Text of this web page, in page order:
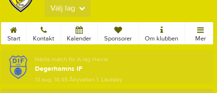
Välj lag
Start Kontakt Kalender Sponsorer Om klubben Mer
Nästa match för A-lag Herrar
Degerhamns IF
13 aug, 18:45Åbyvallen 1, Läckeby